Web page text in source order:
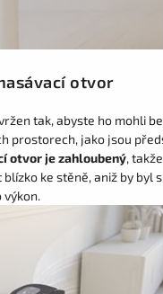
otvor
tak, abyste ho mohli
prostorech, jako jsou
otvor je zahloubený,
ke stěně, aniž by byl
výkon.